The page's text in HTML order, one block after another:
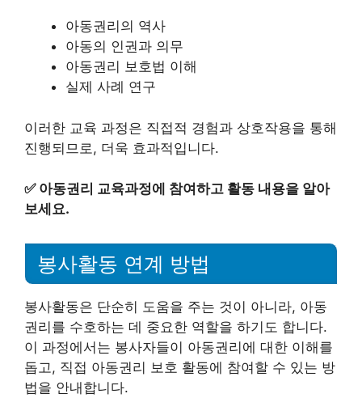
아동권리의 역사
아동의 인권과 의무
아동권리 보호법 이해
실제 사례 연구
이러한 교육 과정은 직접적 경험과 상호작용을 통해
진행되므로, 더욱 효과적입니다.
✅ 아동권리 교육과정에 참여하고 활동 내용을 알아
보세요.
봉사활동 연계 방법
봉사활동은 단순히 도움을 주는 것이 아니라, 아동
권리를 수호하는 데 중요한 역할을 하기도 합니다.
이 과정에서는 봉사자들이 아동권리에 대한 이해를
돕고, 직접 아동권리 보호 활동에 참여할 수 있는 방
법을 안내합니다.